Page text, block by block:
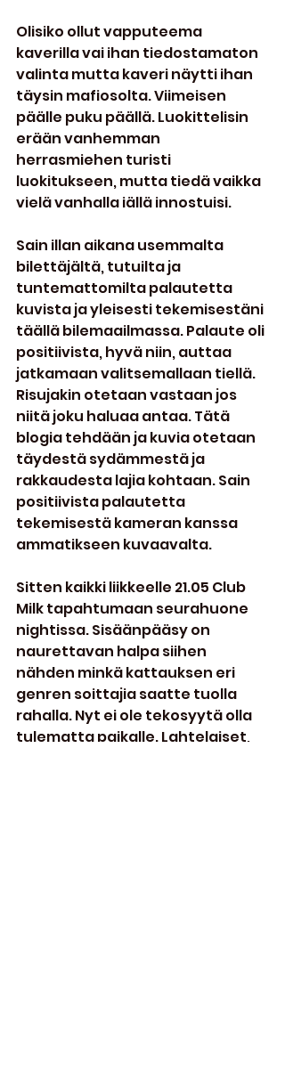
Olisiko ollut vapputeema
kaverilla vai ihan tiedostamaton
valinta mutta kaveri näytti ihan
täysin mafiosolta. Viimeisen
päälle puku päällä. Luokittelisin
erään vanhemman
herrasmiehen turisti
luokitukseen, mutta tiedä vaikka
vielä vanhalla iällä innostuisi.
Sain illan aikana usemmalta
bilettäjältä, tutuilta ja
tuntemattomilta palautetta
kuvista ja yleisesti tekemisestäni
täällä bilemaailmassa. Palaute oli
positiivista, hyvä niin, auttaa
jatkamaan valitsemallaan tiellä.
Risujakin otetaan vastaan jos
niitä joku haluaa antaa. Tätä
blogia tehdään ja kuvia otetaan
täydestä sydämmestä ja
rakkaudesta lajia kohtaan. Sain
positiivista palautetta
tekemisestä kameran kanssa
ammatikseen kuvaavalta.
Sitten kaikki liikkeelle 21.05 Club
Milk tapahtumaan seurahuone
nightissa. Sisäänpääsy on
naurettavan halpa siihen
nähden minkä kattauksen eri
genren soittajia saatte tuolla
rahalla. Nyt ei ole tekosyytä olla
tulematta paikalle. Lahtelaiset,